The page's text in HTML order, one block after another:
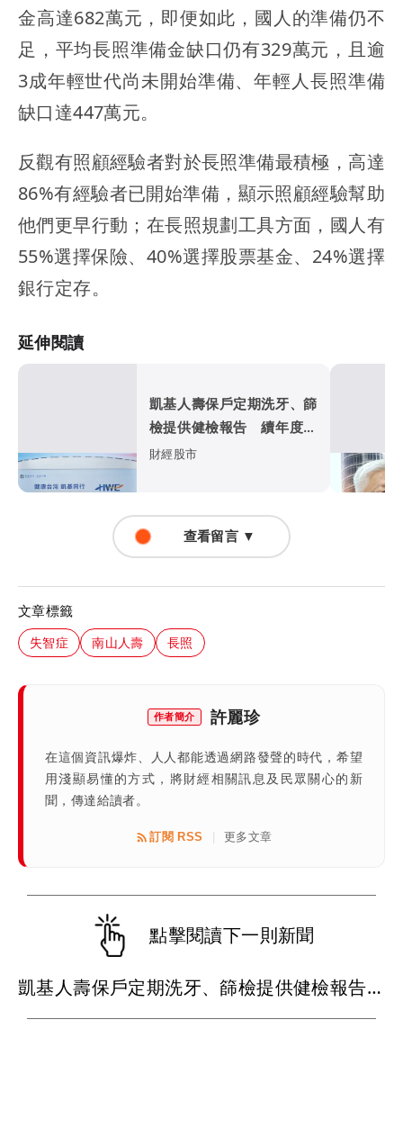
金高達682萬元，即便如此，國人的準備仍不
足，平均長照準備金缺口仍有329萬元，且逾
3成年輕世代尚未開始準備、年輕人長照準備
缺口達447萬元。
反觀有照顧經驗者對於長照準備最積極，高達
86%有經驗者已開始準備，顯示照顧經驗幫助
他們更早行動；在長照規劃工具方面，國人有
55%選擇保險、40%選擇股票基金、24%選擇
銀行定存。
延伸閱讀
凱基人壽保戶定期洗牙、篩
檢提供健檢報告 續年度保
費最高折減11%
財經股市
查看留言 ▼
文章標籤
失智症 南山人壽 長照
作者簡介 許麗珍
在這個資訊爆炸、人人都能透過網路發聲的時代，希望
用淺顯易懂的方式，將財經相關訊息及民眾關心的新
聞，傳達給讀者。
訂閱 RSS 更多文章
點擊閱讀下一則新聞
凱基人壽保戶定期洗牙、篩檢提供健檢報告 續年度保費最高折減11%